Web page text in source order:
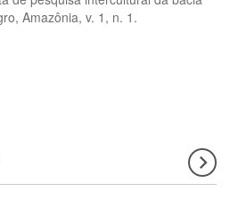
Amazônia, v. 1, n. 1.